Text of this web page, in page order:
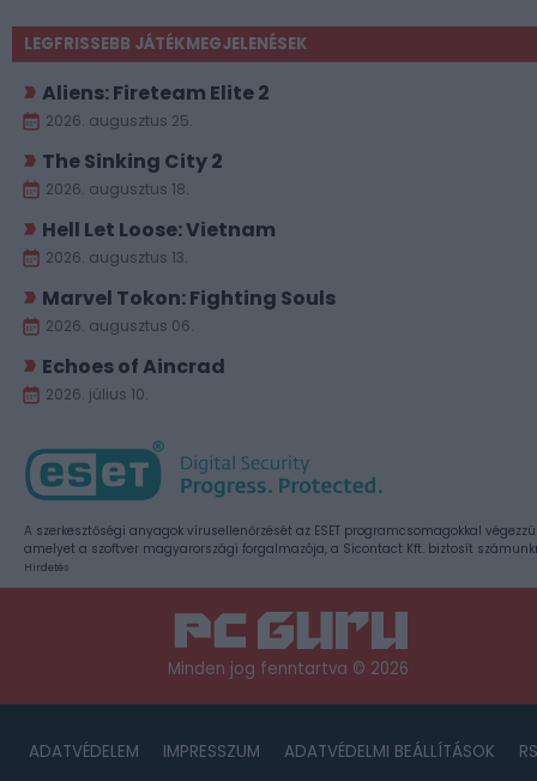
LEGFRISSEBB JÁTÉKMEGJELENÉSEK
Aliens: Fireteam Elite 2
2026. augusztus 25.
The Sinking City 2
2026. augusztus 18.
Hell Let Loose: Vietnam
2026. augusztus 13.
Marvel Tokon: Fighting Souls
2026. augusztus 06.
Echoes of Aincrad
2026. július 10.
A szerkesztőségi anyagok vírusellenőrzését az ESET programcsomagokkal
amelyet a szoftver magyarországi forgalmazója, a Sicontact Kft. biztosít
Hirdetés
Minden jog fenntartva © 2026
ADATVÉDELEM IMPRESSZUM ADATVÉDELMI BEÁLLÍTÁSOK